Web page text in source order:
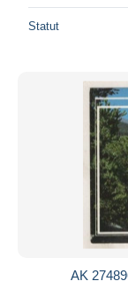
Statut
AK